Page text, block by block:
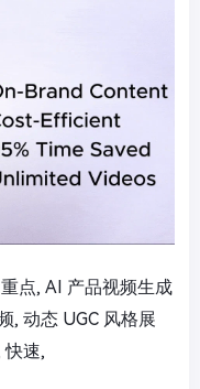
点, AI 产品视频生成
, 动态 UGC 风格展
快速,